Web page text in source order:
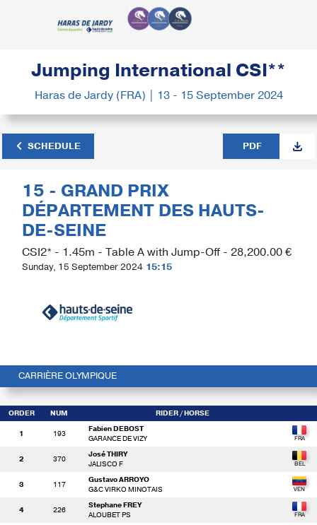
Jumping International CSI**
Haras de Jardy (FRA) | 13 - 15 September 2024
SCHEDULE PDF
15 - GRAND PRIX
DÉPARTEMENT DES HAUTS-
DE-SEINE
CSI2* - 1.45m - Table A with Jump-Off - 28,200.00 €
Sunday, 15 September 2024 15:15
CARRIÈRE OLYMPIQUE
ORDER NUM RIDER/ HORSE
1 193
Fabien DEBOST
GARANCE DE VIZY
2 370
José THIRY
JALISCO F
3 117
Gustavo ARROYO
G&C VIRKO MINOTAIS
4 226
Stephane FREY
ALOUBET PS